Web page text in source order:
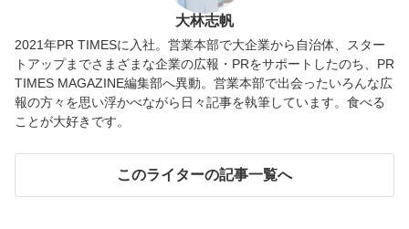
大林志帆
2021年PR TIMESに入社。営業本部で大企業から自治体、スター
トアップまでさまざまな企業の広報・PRをサポートしたのち、PR
TIMES MAGAZINE編集部へ異動。営業本部で出会ったいろんな広
報の方々を思い浮かべながら日々記事を執筆しています。食べる
ことが大好きです。
このライターの記事一覧へ